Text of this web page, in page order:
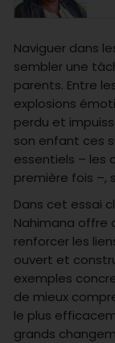
Naviguer dans
sembler une
parents. Entre
explosions
perdu et
son enfant ces
essentiels – les
première fois –,
Dans cet essai
Nahimana offre
renforcer les
ouvert et
exemples
de mieux
le plus
grands